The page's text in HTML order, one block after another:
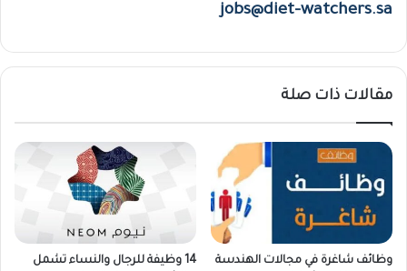
jobs@diet-watchers.sa
مقالات ذات صلة
وظائف شاغرة في مجالات الهندسة
14 وظيفة للرجال والنساء تشمل